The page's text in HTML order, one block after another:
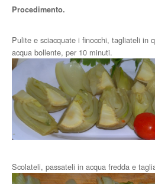
Procedimento.
Pulite e sciacquate i finocchi, tagliateli in
acqua bollente, per 10 minuti.
Scolateli, passateli in acqua fredda e